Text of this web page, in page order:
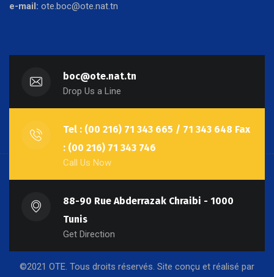
e-mail: ote.boc@ote.nat.tn
boc@ote.nat.tn
Drop Us a Line
Tel : (00 216) 71 343 665 / 71 343 648 Fax
: (00 216) 71 343 746
Call Us Now
88-90 Rue Abderrazak Chraibi - 1000
Tunis
Get Direction
©2021 OTE. Tous droits réservés. Site conçu et réalisé par